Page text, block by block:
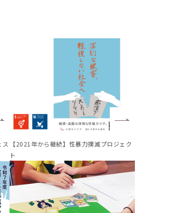
ス
【2021年から継続】性暴力撲滅プロジェク
ト